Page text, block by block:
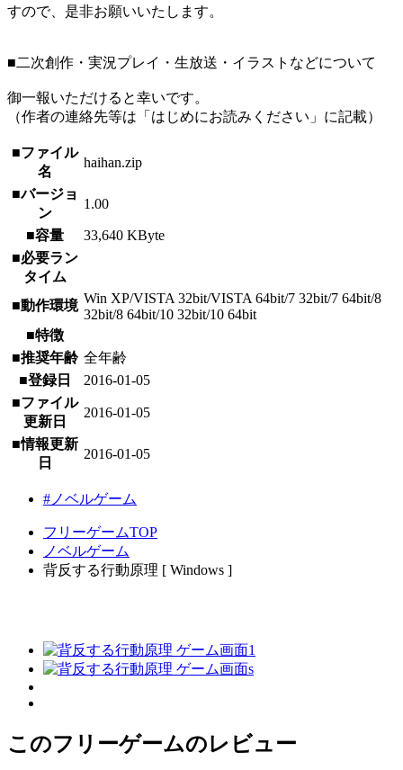
すので、是非お願いいたします。
■二次創作・実況プレイ・生放送・イラストなどについて
御一報いただけると幸いです。
（作者の連絡先等は「はじめにお読みください」に記載）
■ファイル
名
haihan.zip
■バージョ
ン
1.00
■容量
33,640 KByte
■必要ラン
タイム
■動作環境 Win XP/VISTA 32bit/VISTA 64bit/7 32bit/7 64bit/8
32bit/8 64bit/10 32bit/10 64bit
■特徴
■推奨年齢 全年齢
■登録日
2016-01-05
■ファイル
更新日
2016-01-05
■情報更新
日
2016-01-05
#ノベルゲーム
フリーゲームTOP
ノベルゲーム
背反する行動原理 [ Windows ]
このフリーゲームのレビュー